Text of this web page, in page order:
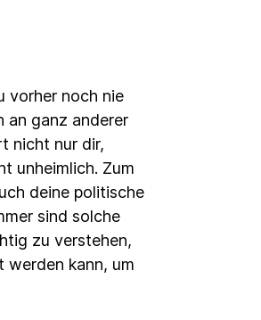
vorher noch nie
an ganz anderer
nicht nur dir,
unheimlich. Zum
deine politische
sind solche
zu verstehen,
kann, um